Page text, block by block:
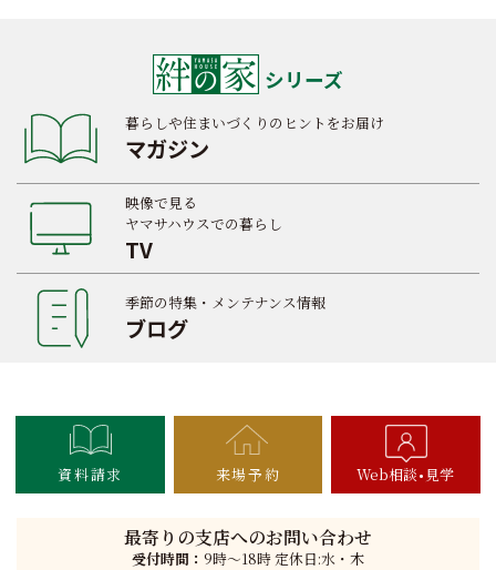
シリーズ
暮らしや住まいづくりのヒントをお届け
マガジン
映像で見る
ヤマサハウスでの暮らし
TV
季節の特集・メンテナンス情報
ブログ
資料請求 来場予約 Web相談 見学
最寄りの支店へのお問い合わせ
受付時間： 9時〜18時 定休日:水・木